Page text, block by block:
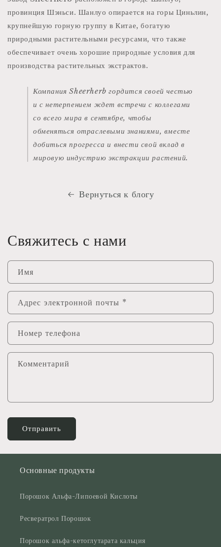
провинция Шэньси. Шанлуо опирается на горы Циньлин,
крупнейшую горную группу в Китае, богатую
природными растительными ресурсами, что также
обеспечивает очень хорошие природные условия для
производства растительных экстрактов.
Компания Sheerherb гордится своей честью
и с нетерпением ждет встречи с коллегами
со всего мира в сентябре, чтобы
обменяться отраслевыми знаниями, вместе
добиться прогресса и внести свой вклад в
мировую индустрию экстракции растений.
Вернуться к блогу
Свяжитесь с нами
Имя
Адрес электронной почты *
Номер телефона
Комментарий
Отправить
Основные продукты
Порошок Альфа-Липоевой Кислоты
Ресвератрол Порошок
Порошок альфа-кетоглутарата кальция